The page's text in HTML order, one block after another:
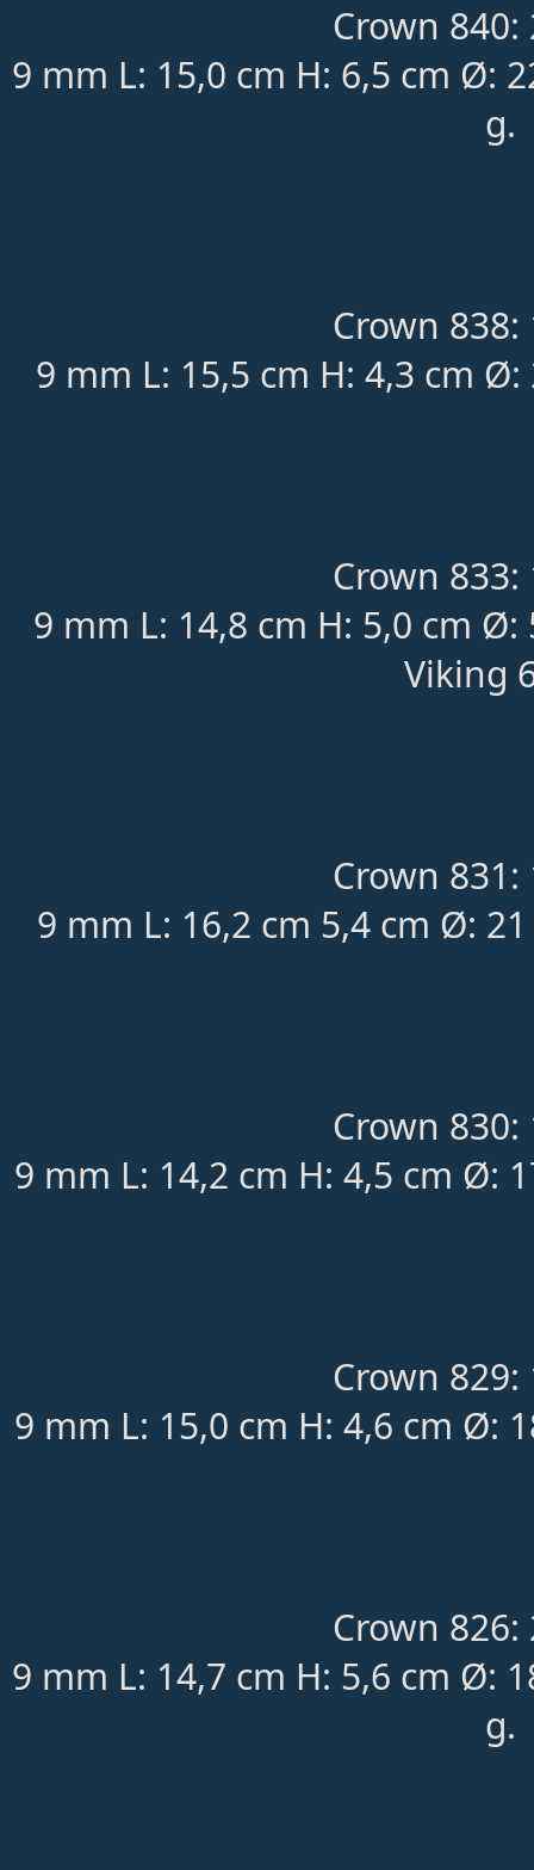
Crown 840:
9 mm L: 15,0 cm H: 6,5 cm Ø:
g.
Crown 838:
9 mm L: 15,5 cm H: 4,3 cm
Crown 833:
9 mm L: 14,8 cm H: 5,0 cm
Viking
Crown 831:
9 mm L: 16,2 cm 5,4 cm Ø:
Crown 830:
9 mm L: 14,2 cm H: 4,5 cm Ø:
Crown 829:
9 mm L: 15,0 cm H: 4,6 cm Ø:
Crown 826:
9 mm L: 14,7 cm H: 5,6 cm Ø:
g.